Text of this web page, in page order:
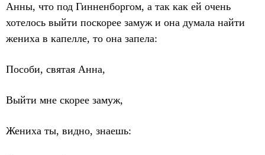
Анны, что под Гинненборгом, а так как ей очень
хотелось выйти поскорее замуж и она думала найти
жениха в капелле, то она запела:
Пособи, святая Анна,
Выйти мне скорее замуж,
Жениха ты, видно, знаешь: